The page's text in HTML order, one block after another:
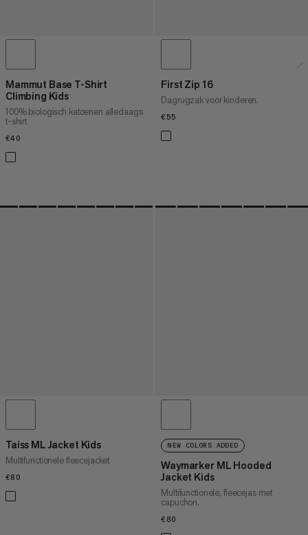
Mammut Base T-Shirt
Climbing Kids
100% biologisch katoenen alledaags
t-shirt
€40
First Zip 16
Dagrugzak voor kinderen.
€55
Taiss ML Jacket Kids
Multifunctionele fleecejacket
€80
NEW COLORS ADDED
Waymarker ML Hooded
Jacket Kids
Multifunctionele, fleecejas met
capuchon.
€80